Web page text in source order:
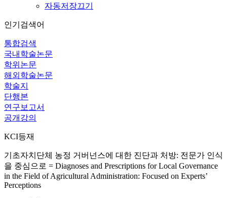
자동저장끄기
인기검색어
통합검색
국내학술논문
학위논문
해외학술논문
학술지
단행본
연구보고서
공개강의
KCI등재
기초자치단체 농정 거버넌스에 대한 진단과 처방: 전문가 인식
을 중심으로 = Diagnoses and Prescriptions for Local Governance
in the Field of Agricultural Administration: Focused on Experts’
Perceptions